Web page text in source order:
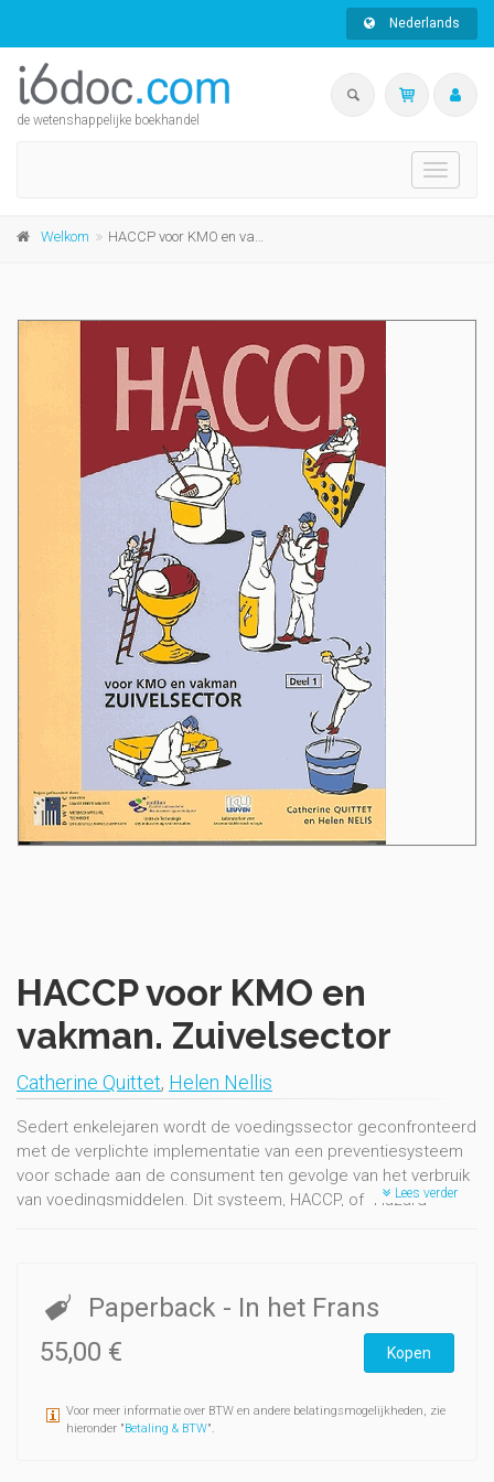
Nederlands
de wetenshappelijke boekhandel
Toggle
Welkom HACCP voor KMO en vakman. Zuivelsector
HACCP voor KMO en
vakman. Zuivelsector
Catherine Quittet, Helen Nellis
Sedert enkelejaren wordt de voedingssector geconfronteerd
met de verplichte implementatie van een preventiesysteem
voor schade aan de consument ten gevolge van het verbruik
van voedingsmiddelen. Dit systeem, HACCP, of "Hazard
ambachtelijke bedrijven, moeten dus voor hun
productiemethode de mogelijke gevaren opsporen en de
productiestappen bepalen die specifiek moeten
gecontroleerd worden om schade aan de consument te
weinig verspreid en kampen KMO en vakman met tijd- en
Lees verder
Paperback - In het Frans
55,00 €
Kopen
Voor meer informatie over BTW en andere belatingsmogelijkheden, zie
hieronder "Betaling & BTW".